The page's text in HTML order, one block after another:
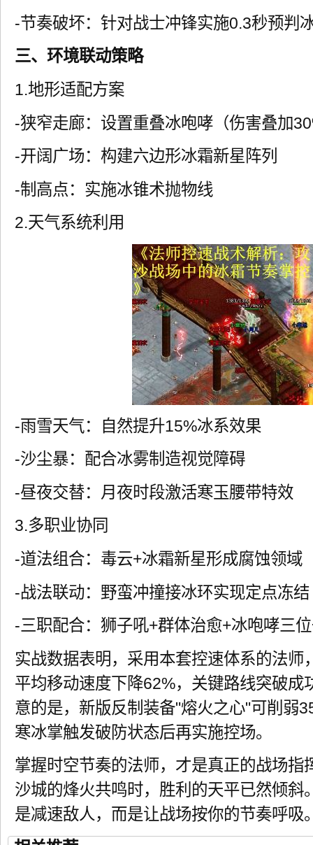
-节奏破坏：针对战士冲锋实施0.3秒预判
三、环境联动策略
1.地形适配方案
-狭窄走廊：设置重叠冰咆哮（伤害叠加
-开阔广场：构建六边形冰霜新星阵列
-制高点：实施冰锥术抛物线
2.天气系统利用
-雨雪天气：自然提升15%冰系效果
-沙尘暴：配合冰雾制造视觉障碍
-昼夜交替：月夜时段激活寒玉腰带特效
3.多职业协同
-道法组合：毒云+冰霜新星形成腐蚀领域
-战法联动：野蛮冲撞接冰环实现定点冻结
-三职配合：狮子吼+群体治愈+冰咆哮三
实战数据表明，采用本套控速体系的法师
平均移动速度下降62%，关键路线突破成
意的是，新版反制装备"熔火之心"可削弱
寒冰掌触发破防状态后再实施控场。
掌握时空节奏的法师，才是真正的战场指
沙城的烽火共鸣时，胜利的天平已然倾斜
是减速敌人，而是让战场按你的节奏呼吸